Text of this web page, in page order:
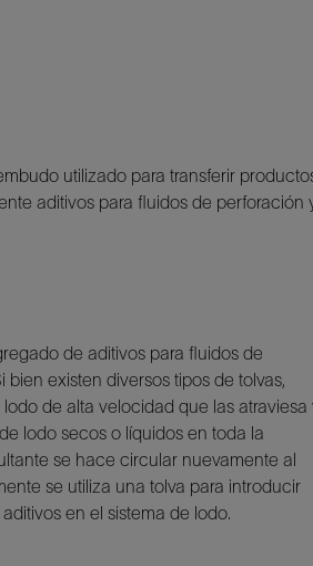
utilizado para transferir
aditivos para fluidos de
de aditivos para fluidos de
existen diversos tipos de tolvas,
de alta velocidad que las atraviesa
lodo secos o líquidos en toda la
se hace circular nuevamente al
se utiliza una tolva para introducir
en el sistema de lodo.